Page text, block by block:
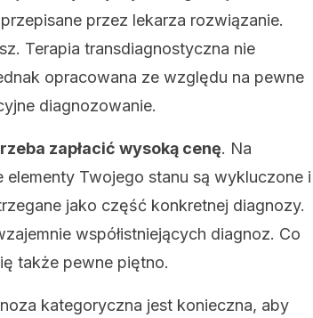
przez lekarza rozwiązanie.
Terapia transdiagnostyczna nie
opracowana ze względu na pewne
diagnozowanie.
zapłacić wysoką cenę. Na
Twojego stanu są wykluczone i
jako część konkretnej diagnozy.
współistniejących diagnoz. Co
także pewne piętno.
kategoryczna jest konieczna, aby